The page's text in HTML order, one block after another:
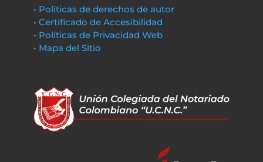
• Políticas de derechos de autor
• Certificado de Accesibilidad
• Políticas de Privacidad Web
• Mapa del Sitio